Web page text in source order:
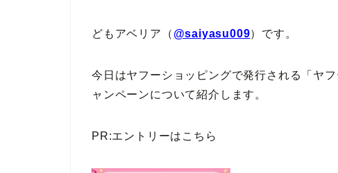
どもアベリア（ @saiyasu009）です。
今日はヤフーショッピングで発行される「ヤ
ャンペーンについて紹介します。
PR:エントリーはこちら